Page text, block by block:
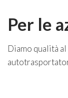
Per le
Diamo qualità